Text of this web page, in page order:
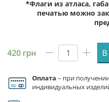
*Флаги из атласа,
печатью можно
420 грн
Флаг
Ирмино
В
Оплата – при
индивидуальных